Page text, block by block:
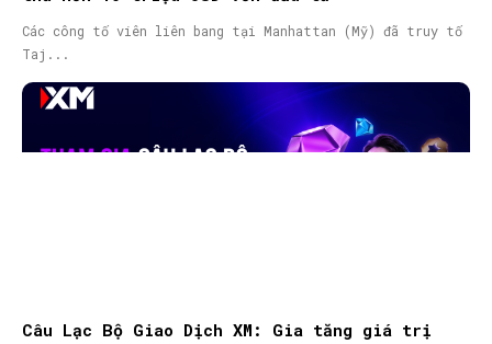
Các công tố viên liên bang tại Manhattan (Mỹ) đã truy tố
Taj...
Câu Lạc Bộ Giao Dịch XM: Gia tăng giá trị